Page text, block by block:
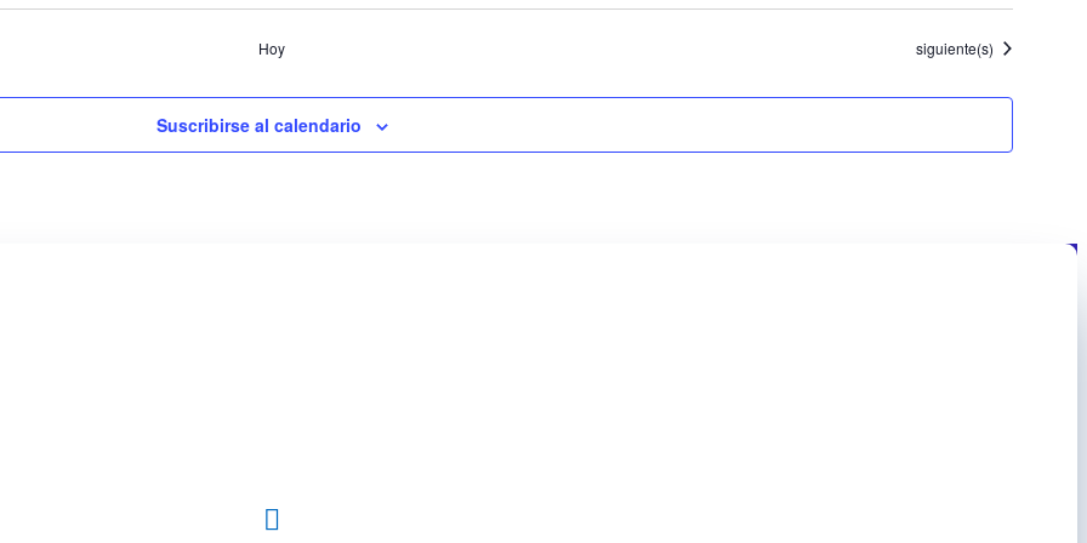
Hoy Eventos
siguiente(s)
Suscribirse al calendario
